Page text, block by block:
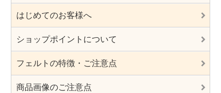
はじめてのお客様へ
ショップポイントについて
フェルトの特徴・ご注意点
商品画像のご注意点